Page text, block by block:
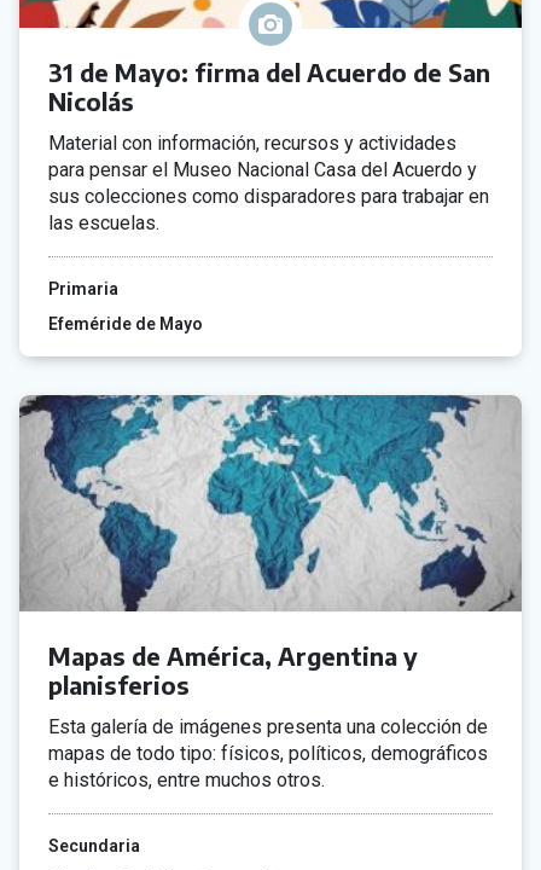
31 de Mayo: firma del Acuerdo de San
Nicolás
Material con información, recursos y actividades
para pensar el Museo Nacional Casa del Acuerdo y
sus colecciones como disparadores para trabajar en
las escuelas.
Primaria
Efeméride de Mayo
Mapas de América, Argentina y
planisferios
Esta galería de imágenes presenta una colección de
mapas de todo tipo: físicos, políticos, demográficos
e históricos, entre muchos otros.
Secundaria